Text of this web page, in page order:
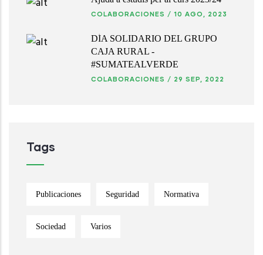
COLABORACIONES / 10 AGO, 2023
DÍA SOLIDARIO DEL GRUPO
CAJA RURAL -
#SUMATEALVERDE
COLABORACIONES / 29 SEP, 2022
Tags
Publicaciones Seguridad Normativa
Sociedad Varios